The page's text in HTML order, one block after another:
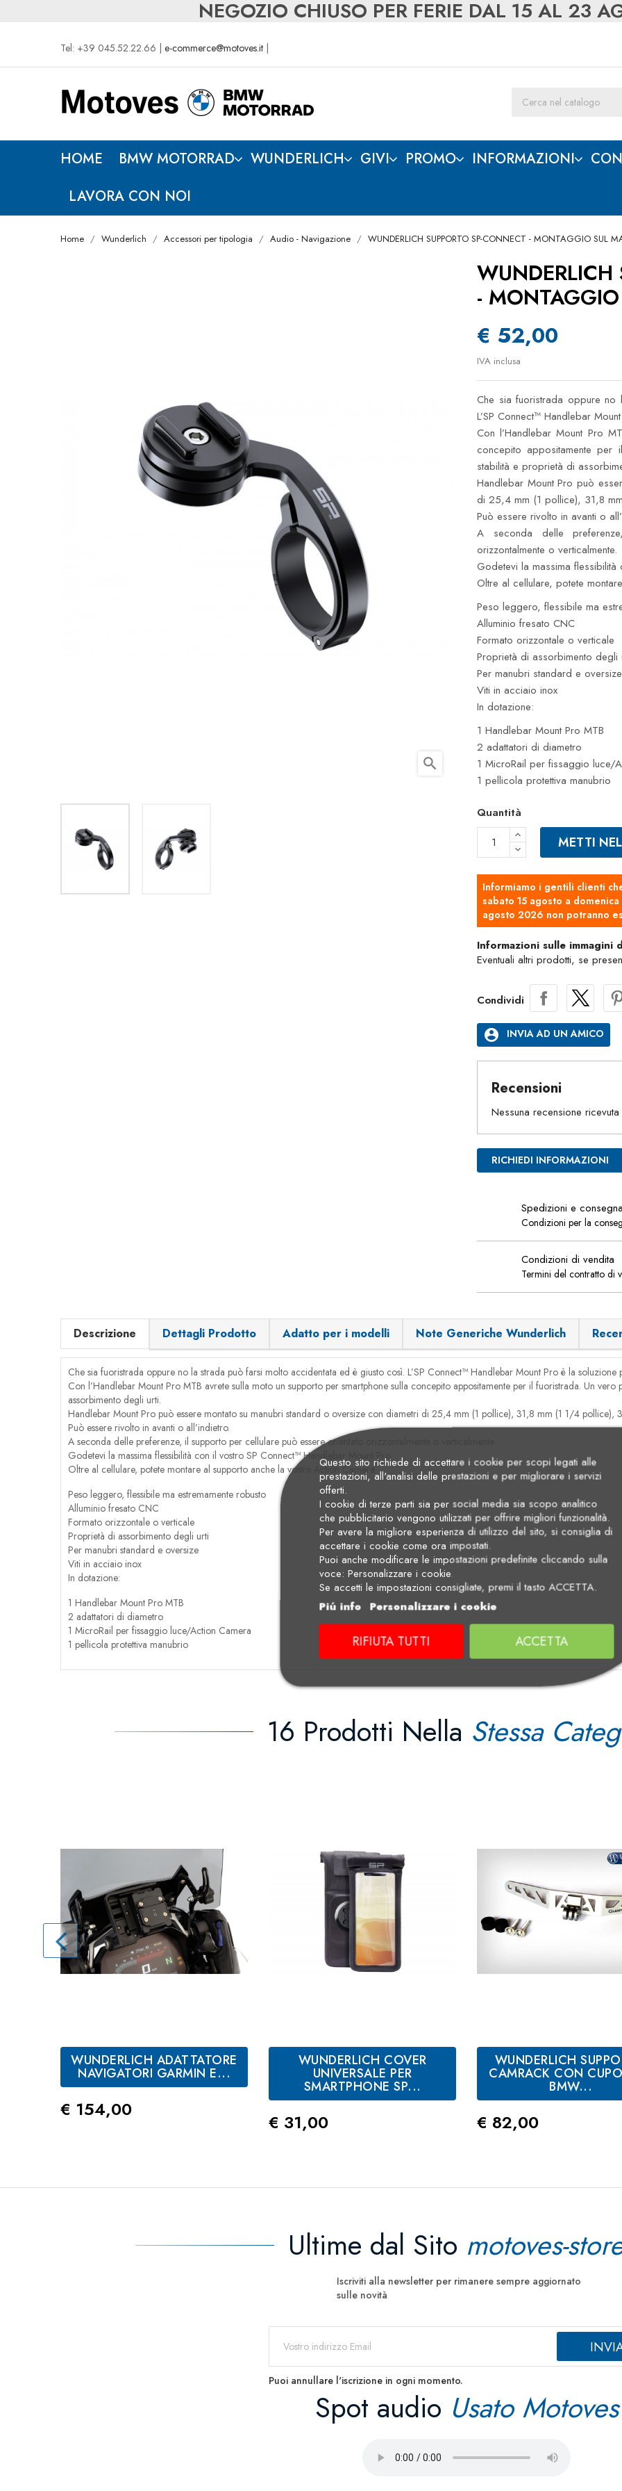
NEGOZIO CHIUSO PER FERIE DAL 15 AL 23
Tel: +39 045.52.22.66 | e-commerce@motoves.it
HOME BMW MOTORRAD WUNDERLICH GIVI PROMO INFORMAZIONI
LAVORA CON NOI
Home Wunderlich Accessori per tipologia Audio - Navigazione WUNDERLICH SUPPORTO SP-CONNECT - MONTAGGIO SUL
search
WUNDERLICH
-
€ 52,00
IVA inclusa
Che sia fuoristrada oppure
L’SP Connect™ Handlebar
Con l’Handlebar Mount Pro
concepito appositamente
stabilità e proprietà di
Handlebar Mount Pro può
di 25,4 mm (1 pollice), 31,8
Può essere rivolto in avanti o
A seconda delle
orizzontalmente o verticalmente.
Godetevi la massima
Oltre al cellulare, potete
Peso leggero, flessibile ma
Alluminio fresato CNC
Formato orizzontale o verticale
Proprietà di assorbimento degli
Per manubri standard e oversize
Viti in acciaio inox
In dotazione:
1 Handlebar Mount Pro MTB
2 adattatori di diametro
1 MicroRail per fissaggio luce/
1 pellicola protettiva manubrio
Quantità
METTI
Informiamo i gentili clienti
sabato 15 agosto a
agosto 2026 non potranno
Informazioni sulle
Eventuali altri prodotti, se
Condividi
account_circle INVIA AD UN AMICO
Recensioni
Nessuna recensione ricevuta
RICHIEDI INFORMAZIONI
Spedizioni e
Condizioni per la
Condizioni di vendita
Termini del contratto di
Descrizione Dettagli Prodotto Adatto per i modelli Note Generiche Wunderlich
Che sia fuoristrada oppure no la strada può farsi molto accidentata ed è giusto così. L’SP Connect™ Handlebar Mount Pro è la soluzione
Con l’Handlebar Mount Pro MTB avrete sulla moto un supporto per smartphone sulla concepito appositamente per il fuoristrada. Un
assorbimento degli urti.
Handlebar Mount Pro può essere montato su manubri standard o oversize con diametri di 25,4 mm (1 pollice), 31,8 mm (1 1/4
Può essere rivolto in avanti o all’indietro.
A seconda delle preferenze, il supporto per cellulare può essere orientato orizzontalmente o verticalmente.
Godetevi la massima flessibilità con il vostro SP Connect™ Handlebar Mount Pro.
Oltre al cellulare, potete montare al supporto anche la vostra Action Camera.
Peso leggero, flessibile ma estremamente robusto
Alluminio fresato CNC
Formato orizzontale o verticale
Proprietà di assorbimento degli urti
Per manubri standard e oversize
Viti in acciaio inox
In dotazione:
1 Handlebar Mount Pro MTB
2 adattatori di diametro
1 MicroRail per fissaggio luce/Action Camera
1 pellicola protettiva manubrio
16 Prodotti Nella Stessa
WUNDERLICH ADATTATORE
NAVIGATORI GARMIN E...
Prezzo
€ 154,00
WUNDERLICH COVER
UNIVERSALE PER
SMARTPHONE SP...
Prezzo
€ 31,00
WUNDERLICH
CAMRACK CON
BMW...
Prezzo
€ 82,00
Ultime dal Sito motoves-
Iscriviti alla newsletter per rimanere sempre aggiornato
sulle novità
Puoi annullare l'iscrizione in ogni momento.
Spot audio Usato Motoves
Questo sito richiede di accettare i cookie per scopi legati alle
prestazioni, all'analisi delle prestazioni e per migliorare i servizi
offerti.
I cookie di terze parti sia per social media sia scopo analitico
che pubblicitario vengono utilizzati per offrire migliori funzionalità.
Per avere la migliore esperienza di utilizzo del sito, si consiglia di
accettare i cookie come ora impostati.
Puoi anche modificare le impostazioni predefinite cliccando sulla
voce: Personalizzare i cookie.
Se accetti le impostazioni consigliate, premi il tasto ACCETTA.
Piú info Personalizzare i cookie
RIFIUTA TUTTI ACCETTA